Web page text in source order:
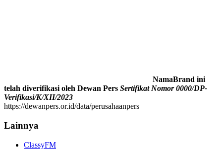
NamaBrand ini
telah diverifikasi oleh Dewan Pers Sertifikat Nomor 0000/DP-
Verifikasi/K/XII/2023
https://dewanpers.or.id/data/perusahaanpers
Lainnya
ClassyFM